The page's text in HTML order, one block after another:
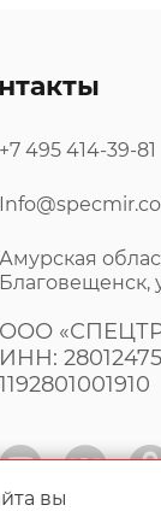
+7 495 414-39-81
Амурская
Благовещенск,
ООО
ИНН:
1192801001910
вы